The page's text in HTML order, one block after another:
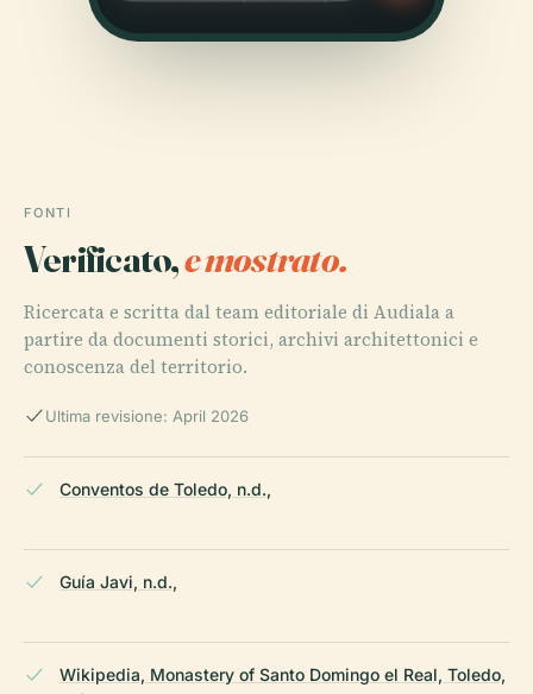
FONTI
Verificato,e mostrato.
Ricercata e scritta dal team editoriale di Audiala a
partire da documenti storici, archivi architettonici e
conoscenza del territorio.
Ultima revisione: April 2026
Conventos de Toledo, n.d.,
Guía Javi, n.d.,
Wikipedia, Monastery of Santo Domingo el Real, Toledo,